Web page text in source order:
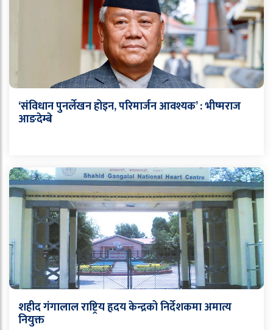
‘संविधान पुनर्लेखन होइन, परिमार्जन आवश्यक’ : भीष्मराज
आङदेम्बे
शहीद गंगालाल राष्ट्रिय हृदय केन्द्रको निर्देशकमा अमात्य
नियुक्त